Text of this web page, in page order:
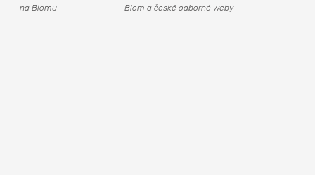
na Biomu Biom a české odborné weby